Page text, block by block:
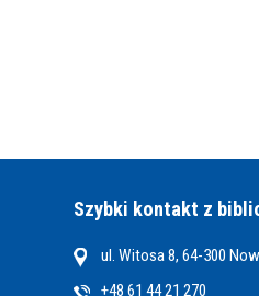
Szybki kontakt z
ul. Witosa 8, 64-300
+48 61 44 21 270